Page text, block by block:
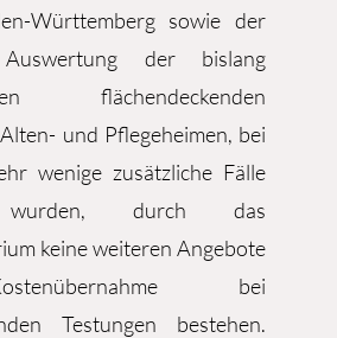
Württemberg sowie der
der bislang
flächendeckenden
und Pflegeheimen, bei
wenige zusätzliche Fälle
wurden, durch das
keine weiteren Angebote
bei
Testungen bestehen.